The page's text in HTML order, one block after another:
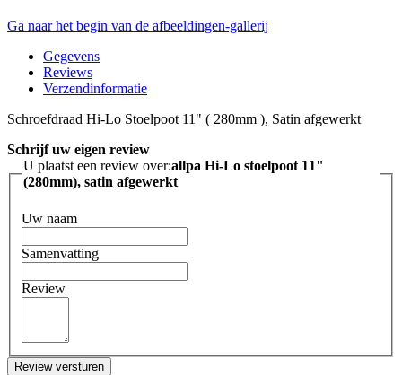
Ga naar het begin van de afbeeldingen-gallerij
Gegevens
Reviews
Verzendinformatie
Schroefdraad Hi-Lo Stoelpoot 11" ( 280mm ), Satin afgewerkt
Schrijf uw eigen review
U plaatst een review over:allpa Hi-Lo stoelpoot 11"
(280mm), satin afgewerkt
Uw naam
Samenvatting
Review
Review versturen